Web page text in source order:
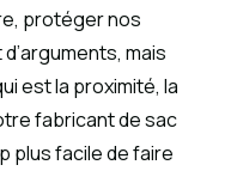
protéger nos
mais
est la proximité, la
fabricant de sac
plus facile de faire